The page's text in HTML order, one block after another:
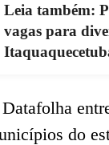
Leia também:
vagas para
do